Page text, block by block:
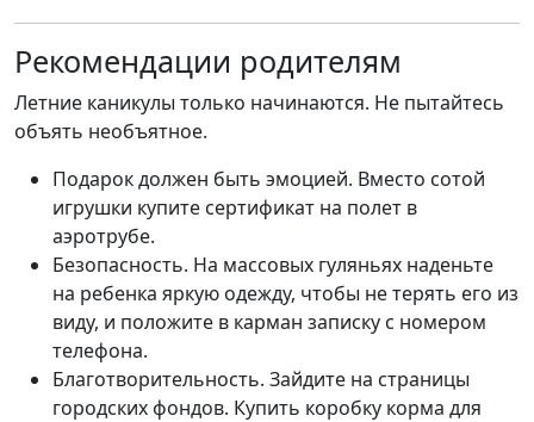
Рекомендации родителям
Летние каникулы только начинаются. Не пытайтесь
объять необъятное.
Подарок должен быть эмоцией. Вместо сотой
игрушки купите сертификат на полет в
аэротрубе.
Безопасность. На массовых гуляньях наденьте
на ребенка яркую одежду, чтобы не терять его из
виду, и положите в карман записку с номером
телефона.
Благотворительность. Зайдите на страницы
городских фондов. Купить коробку корма для